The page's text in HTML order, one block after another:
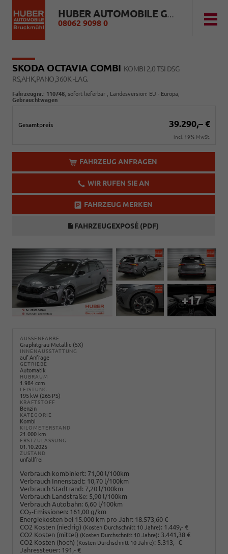
HUBER AUTOMOBILE GMBH
08062 9098 0
SKODA OCTAVIA COMBI KOMBI 2,0 TSI DSG
RS,AHK,PANO,360K -LAG.
Fahrzeugnr.: 110748 sofort lieferbar , Landesversion: EU - Europa,
Gebrauchtwagen
Gesamtpreis 39.290,– €
incl. 19% MwSt.
FAHRZEUG ANFRAGEN
WIR RUFEN SIE AN
FAHRZEUG MERKEN
FAHRZEUGEXPOSÉ (PDF)
+17
AUSSENFARBE
Graphitgrau Metallic (5X)
INNENAUSSTATTUNG
auf Anfrage
GETRIEBE
Automatik
HUBRAUM
1.984 ccm
LEISTUNG
195 kW (265 PS)
KRAFTSTOFF
Benzin
KATEGORIE
Kombi
KILOMETERSTAND
21.000 km
ERSTZULASSUNG
01.10.2025
ZUSTAND
unfallfrei
Verbrauch kombiniert: 71,00 l/100km
Verbrauch Innenstadt: 10,70 l/100km
Verbrauch Stadtrand: 7,20 l/100km
Verbrauch Landstraße: 5,90 l/100km
Verbrauch Autobahn: 6,60 l/100km
CO2-Emissionen: 161,00 g/km
Energiekosten bei 15.000 km pro Jahr: 18.573,60 €
CO2 Kosten (niedrig) (Kosten Durchschnitt 10 Jahre): 1.449,- €
CO2 Kosten (mittel) (Kosten Durchschnitt 10 Jahre): 3.441,38 €
CO2 Kosten (hoch) (Kosten Durchschnitt 10 Jahre): 5.313,- €
Jahressteuer: 191,- €